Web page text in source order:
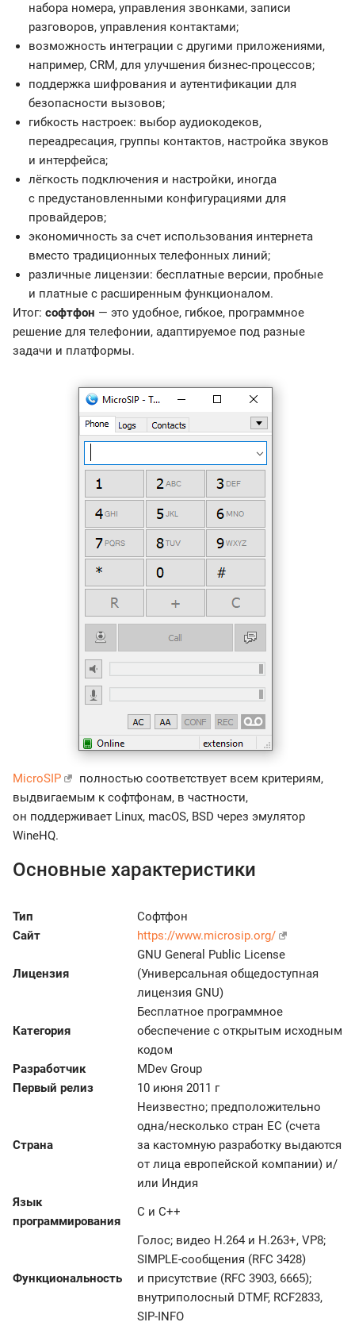
набора номера, управления звонками, записи
разговоров, управления контактами;
возможность интеграции с другими приложениями,
например, CRM, для улучшения бизнес-процессов;
поддержка шифрования и аутентификации для
безопасности вызовов;
гибкость настроек: выбор аудиокодеков,
переадресация, группы контактов, настройка звуков
и интерфейса;
лёгкость подключения и настройки, иногда
с предустановленными конфигурациями для
провайдеров;
экономичность за счет использования интернета
вместо традиционных телефонных линий;
различные лицензии: бесплатные версии, пробные
и платные с расширенным функционалом.
Итог: софтфон — это удобное, гибкое, программное
решение для телефонии, адаптируемое под разные
задачи и платформы.
MicroSIP
полностью соответствует всем критериям,
выдвигаемым к софтфонам, в частности,
он поддерживает Linux, macOS, BSD через эмулятор
WineHQ.
Основные характеристики
Тип
Софтфон
Сайт
https://www.microsip.org/
Лицензия
GNU General Public License
(Универсальная общедоступная
лицензия GNU)
Категория
Бесплатное программное
обеспечение с открытым исходным
кодом
Разработчик
MDev Group
Первый релиз
10 июня 2011 г
Страна
Неизвестно; предположительно
одна/несколько стран ЕС (счета
за кастомную разработку выдаются
от лица европейской компании) и/
или Индия
Язык
программирования
C и C++
Функциональность
Голос; видео H.264 и H.263+, VP8;
SIMPLE-сообщения (RFC 3428)
и присутствие (RFC 3903, 6665);
внутриполосный DTMF, RCF2833,
SIP-INFO